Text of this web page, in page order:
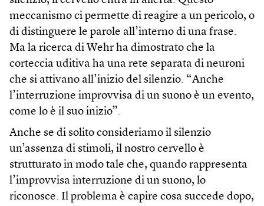
meccanismo ci permette di reagire a un pericolo, o
di distinguere le parole all’interno di una frase.
Ma la ricerca di Wehr ha dimostrato che la
corteccia uditiva ha una rete separata di neuroni
che si attivano all’inizio del silenzio. “Anche
l’interruzione improvvisa di un suono è un evento,
come lo è il suo inizio”.
Anche se di solito consideriamo il silenzio
un’assenza di stimoli, il nostro cervello è
strutturato in modo tale che, quando rappresenta
l’improvvisa interruzione di un suono, lo
riconosce. Il problema è capire cosa succede dopo,